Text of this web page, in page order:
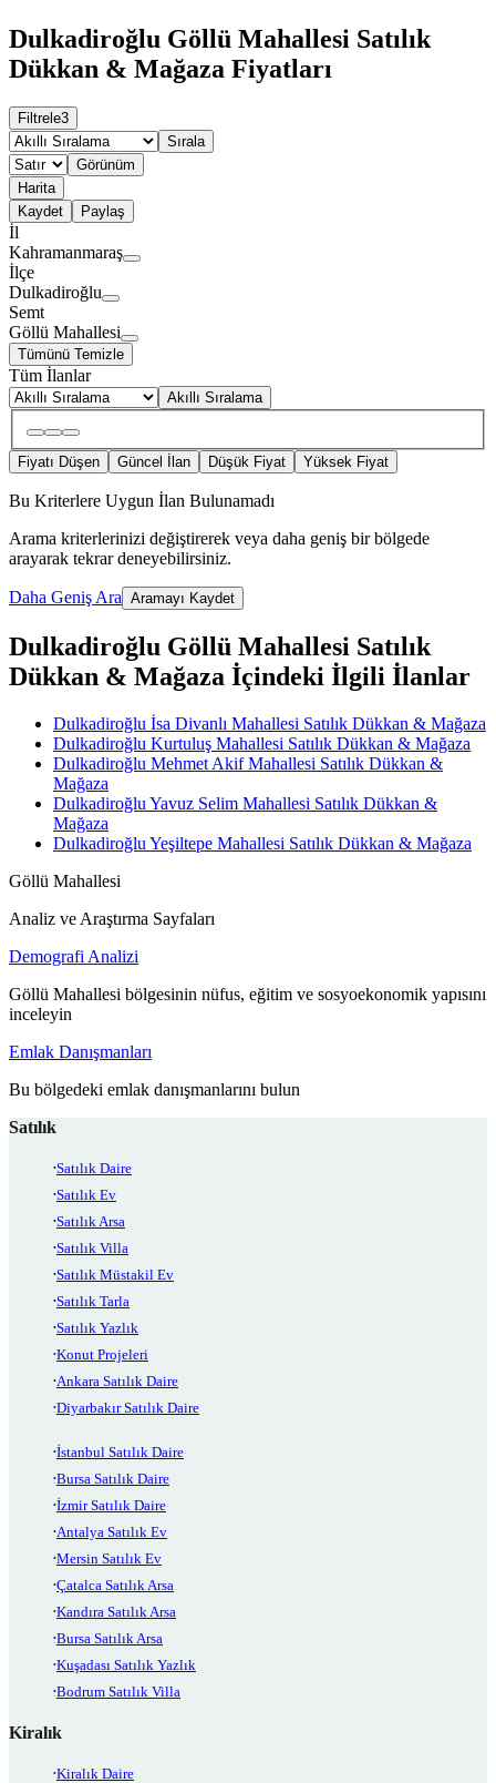
Dulkadiroğlu Göllü Mahallesi Satılık
Dükkan & Mağaza Fiyatları
Filtrele3
Sırala
Görünüm
Harita
Kaydet
Paylaş
İl
Kahramanmaraş
İlçe
Dulkadiroğlu
Semt
Göllü Mahallesi
Tümünü Temizle
Tüm İlanlar
Akıllı Sıralama
Fiyatı Düşen Güncel İlan Düşük Fiyat Yüksek Fiyat
Bu Kriterlere Uygun İlan Bulunamadı
Arama kriterlerinizi değiştirerek veya daha geniş bir bölgede
arayarak tekrar deneyebilirsiniz.
Daha Geniş Ara Aramayı Kaydet
Dulkadiroğlu Göllü Mahallesi Satılık
Dükkan & Mağaza İçindeki İlgili İlanlar
Dulkadiroğlu İsa Divanlı Mahallesi Satılık Dükkan & Mağaza
Dulkadiroğlu Kurtuluş Mahallesi Satılık Dükkan & Mağaza
Dulkadiroğlu Mehmet Akif Mahallesi Satılık Dükkan &
Mağaza
Dulkadiroğlu Yavuz Selim Mahallesi Satılık Dükkan &
Mağaza
Dulkadiroğlu Yeşiltepe Mahallesi Satılık Dükkan & Mağaza
Göllü Mahallesi
Analiz ve Araştırma Sayfaları
Demografi Analizi
Göllü Mahallesi bölgesinin nüfus, eğitim ve sosyoekonomik yapısını
inceleyin
Emlak Danışmanları
Bu bölgedeki emlak danışmanlarını bulun
Satılık
Satılık Daire
Satılık Ev
Satılık Arsa
Satılık Villa
Satılık Müstakil Ev
Satılık Tarla
Satılık Yazlık
Konut Projeleri
Ankara Satılık Daire
Diyarbakır Satılık Daire
İstanbul Satılık Daire
Bursa Satılık Daire
İzmir Satılık Daire
Antalya Satılık Ev
Mersin Satılık Ev
Çatalca Satılık Arsa
Kandıra Satılık Arsa
Bursa Satılık Arsa
Kuşadası Satılık Yazlık
Bodrum Satılık Villa
Kiralık
Kiralık Daire